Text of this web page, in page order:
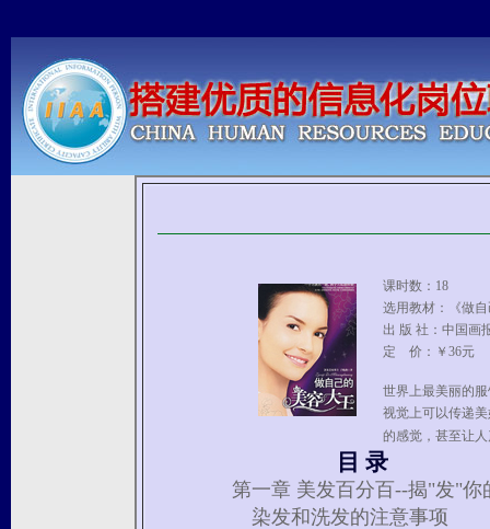
课时数：18
选用教材：《做
出 版 社：中国画
定 价：￥36元
世界上最美丽的
视觉上可以传递
的感觉，甚至让
目 录
第一章 美发百分百--揭"发"你
染发和洗发的注意事项